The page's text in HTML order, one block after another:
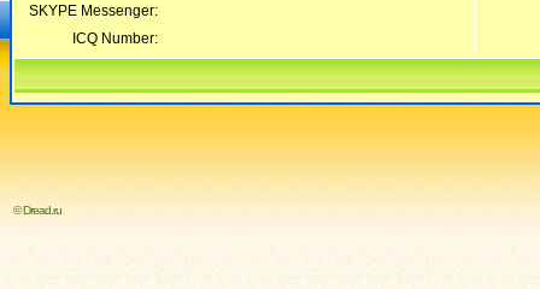
SKYPE Messenger:
ICQ Number:
© Dread.ru